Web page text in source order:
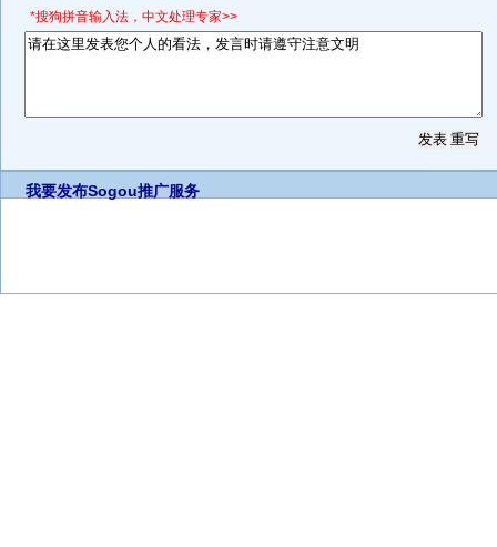
*搜狗拼音输入法，中文处理专家>>
我要发布Sogou推广服务